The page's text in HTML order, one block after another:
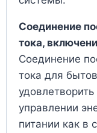
Соединение
тока,
Соединение
тока для
управлении
питании как в